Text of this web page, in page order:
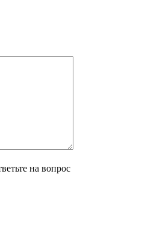
на вопрос